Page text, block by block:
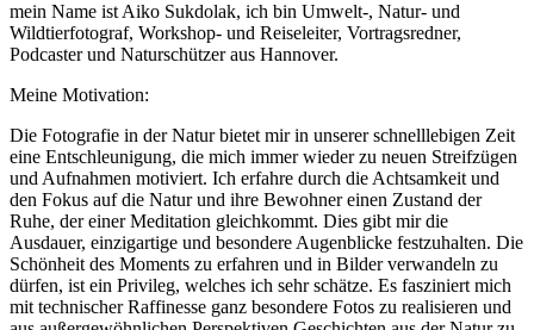
mein Name ist Aiko Sukdolak, ich bin Umwelt-, Natur- und
Wildtierfotograf, Workshop- und Reiseleiter, Vortragsredner,
Podcaster und Naturschützer aus Hannover.
Meine Motivation:
Die Fotografie in der Natur bietet mir in unserer schnelllebigen Zeit
eine Entschleunigung, die mich immer wieder zu neuen Streifzügen
und Aufnahmen motiviert. Ich erfahre durch die Achtsamkeit und
den Fokus auf die Natur und ihre Bewohner einen Zustand der
Ruhe, der einer Meditation gleichkommt. Dies gibt mir die
Ausdauer, einzigartige und besondere Augenblicke festzuhalten. Die
Schönheit des Moments zu erfahren und in Bilder verwandeln zu
dürfen, ist ein Privileg, welches ich sehr schätze. Es fasziniert mich
mit technischer Raffinesse ganz besondere Fotos zu realisieren und